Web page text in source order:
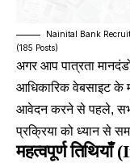
Nainital Bank
(185 Posts)
अगर आप पात्रता
आधिकारिक वेबसाइट
आवेदन करने से पहले, सभी
प्रक्रिया को ध्यान से
महत्वपूर्ण